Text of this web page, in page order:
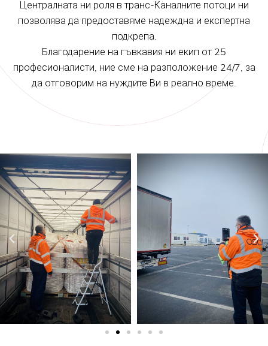
Централната ни роля в транс-Каналните потоци ни
позволява да предоставяме надеждна и експертна
подкрепа.
Благодарение на гъвкавия ни екип от 25
професионалисти, ние сме на разположение 24/7, за
да отговорим на нуждите Ви в реално време.